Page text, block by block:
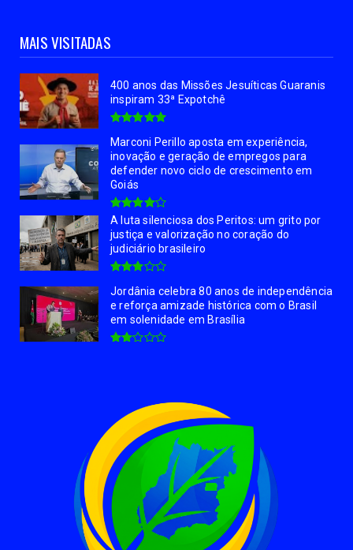
MAIS VISITADAS
400 anos das Missões Jesuíticas Guaranis
inspiram 33ª Expotchê
Marconi Perillo aposta em experiência,
inovação e geração de empregos para
defender novo ciclo de crescimento em
Goiás
A luta silenciosa dos Peritos: um grito por
justiça e valorização no coração do
judiciário brasileiro
Jordânia celebra 80 anos de independência
e reforça amizade histórica com o Brasil
em solenidade em Brasília